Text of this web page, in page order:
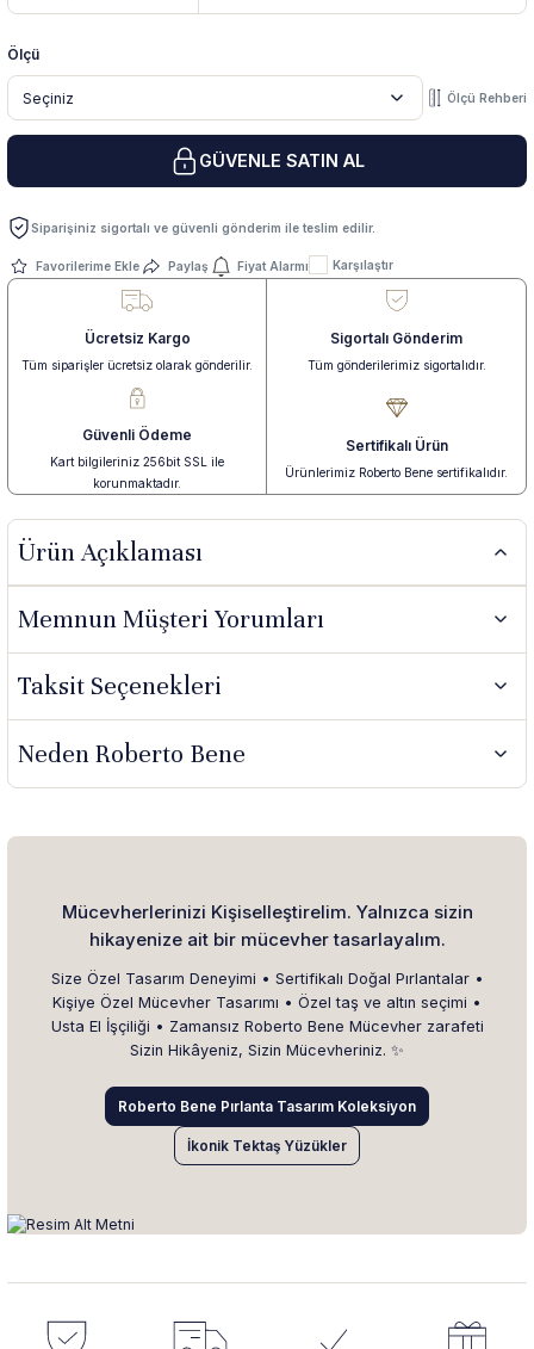
Ölçü
Ölçü Rehberi
GÜVENLE SATIN AL
Siparişiniz sigortalı ve güvenli gönderim ile teslim edilir.
Paylaş Fiyat Alarmı Karşılaştır
Ücretsiz Kargo
Tüm siparişler ücretsiz olarak gönderilir.
Sigortalı Gönderim
Tüm gönderilerimiz sigortalıdır.
Güvenli Ödeme
Kart bilgileriniz 256bit SSL ile
korunmaktadır.
Sertifikalı Ürün
Ürünlerimiz Roberto Bene sertifikalıdır.
Ürün Açıklaması
Memnun Müşteri Yorumları
Taksit Seçenekleri
Neden Roberto Bene
Mücevherlerinizi Kişiselleştirelim. Yalnızca sizin
hikayenize ait bir mücevher tasarlayalım.
Size Özel Tasarım Deneyimi • Sertifikalı Doğal Pırlantalar •
Kişiye Özel Mücevher Tasarımı • Özel taş ve altın seçimi •
Usta El İşçiliği • Zamansız Roberto Bene Mücevher zarafeti
Sizin Hikâyeniz, Sizin Mücevheriniz. ✨
Roberto Bene Pırlanta Tasarım Koleksiyon
İkonik Tektaş Yüzükler